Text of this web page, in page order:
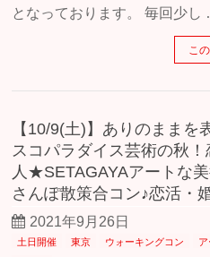
となっております。 毎回少し
こ
【10/9(土)】ありのままを
スコパラダイス芸術の秋
人★SETAGAYAアートな
さんぽ散策合コン♪恋活・
2021年9月26日
土日開催 東京 ウォーキングコン